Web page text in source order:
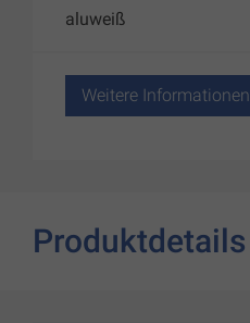
aluweiß
Weitere Informationen
Produktdetails